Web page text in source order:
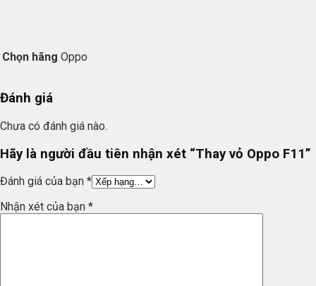
Chọn hãng Oppo
Đánh giá
Chưa có đánh giá nào.
Hãy là người đầu tiên nhận xét “Thay vỏ Oppo F11”
Đánh giá của bạn *
Nhận xét của bạn *